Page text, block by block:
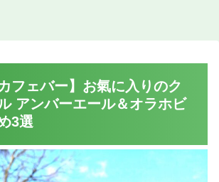
フェバー】お氣に入りのク
アンバーエール＆オラホビ
3選